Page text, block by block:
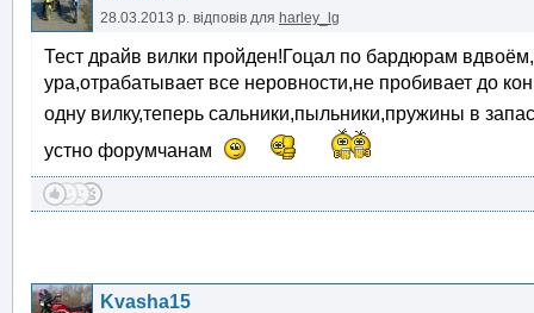
28.03.2013 р. відповів для harley_lg
Тест драйв вилки пройден!Гоцал по бардюрам
ура,отрабатывает все неровности,не пробивает до
одну вилку,теперь сальники,пыльники,пружины в
устно форумчанам
Kvasha15